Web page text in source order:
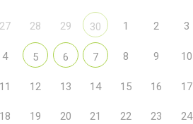
27 28 29 30 1 2 3
4 5 6 7 8 9 10
11 12 13 14 15 16 17
18 19 20 21 22 23 24